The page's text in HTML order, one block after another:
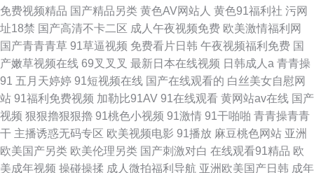
免费视频精品 国产精品另类 黄色AV网站人 黄色91福利社 污网
址18禁 国产高清不卡二区 成人午夜视频免费 欧美激情福利网
国产青青青草 91草逼视频 免费看片日韩 午夜视频福利免费 国
产嫩草视频在线 69叉叉叉 最新日本在线视频 日韩成人a 青青操
91 五月天婷婷 91短视频在线 国产在线观看的 白丝美女自慰网
站 91福利免费视频 加勒比91AV 91在线观看 黄网站av在线 国产
视频 狠狠擼狠狠擼 91桃色小视频 91激情 91干啪啪 青青操青青
干 主播诱惑无码专区 欧美视频电影 91播放 麻豆桃色网站 亚洲
欧美国产另类 欧美伦理另类 国产刺激对白 在线观看91精品 欧
美成年视频 操碰操揉 成人微拍福利导航 亚洲欧美国产日韩 成年